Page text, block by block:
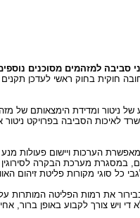
חוקית בחוק ראשי לעדכן
ניטור ומדידת הימצאותם של
מעל 100 תחנות ניטור ברחבי הארץ. כמו כן,
הערכות ויישום פעולות מנע
במסגרת מערכת הבקרה
כל סוגי מקורות פליטת זיהום
את רמות הפליטה המותרות
צורך לקבוע באופן ברור,